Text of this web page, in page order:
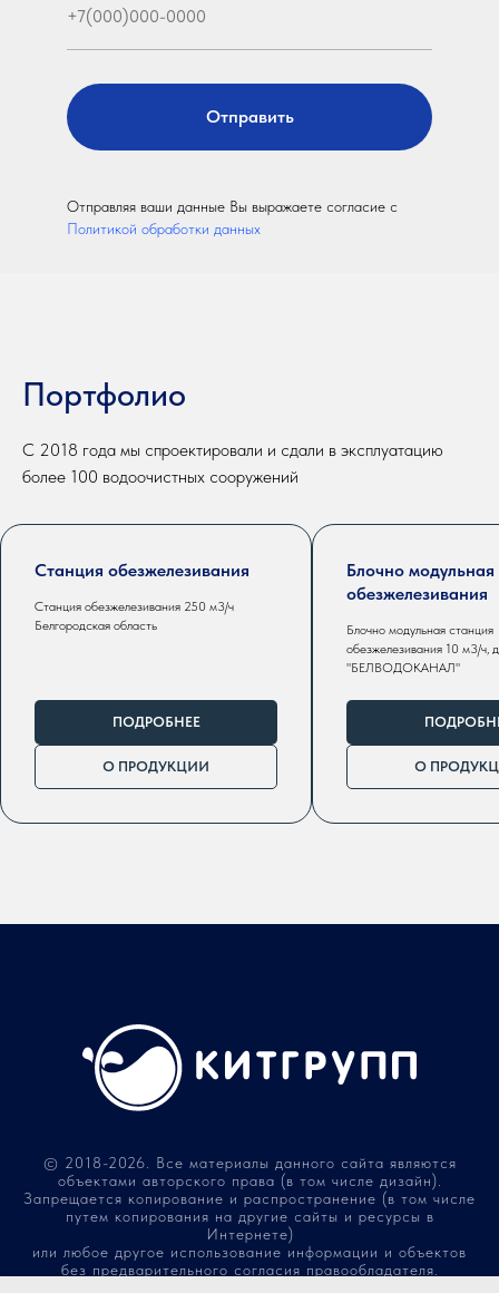
Отправить
Отправляя ваши данные Вы выражаете согласие с
Политикой обработки данных
Портфолио
С 2018 года мы спроектировали и сдали в эксплуатацию
более 100 водоочистных сооружений
Станция обезжелезивания
Станция обезжелезивания 250 м3/ч
Белгородская область
ПОДРОБНЕЕ
О ПРОДУКЦИИ
Блочно модульная
обезжелезивания
Блочно модульная станция
обезжелезивания 10 м3/ч,
"БЕЛВОДОКАНАЛ"
О
© 2018-2026. Все материалы данного сайта являются
объектами авторского права (в том числе дизайн).
Запрещается копирование и распространение (в том числе
путем копирования на другие сайты и ресурсы в
Интернете)
или любое другое использование информации и объектов
без предварительного согласия правообладателя.